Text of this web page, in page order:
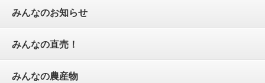
みんなのお知らせ
みんなの直売！
みんなの農産物